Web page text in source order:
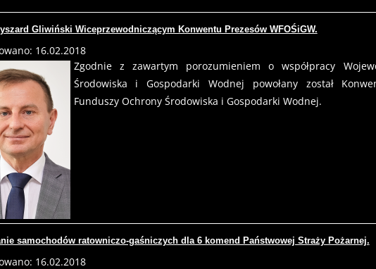
Gliwiński Wiceprzewodniczącym Konwentu Prezesów WFOŚiGW.
16.02.2018
Zgodnie z zawartym porozumieniem o współpracy
Środowiska i Gospodarki Wodnej powołany został
Funduszy Ochrony Środowiska i Gospodarki Wodnej.
samochodów ratowniczo-gaśniczych dla 6 komend Państwowej Straży Pożarnej.
16.02.2018